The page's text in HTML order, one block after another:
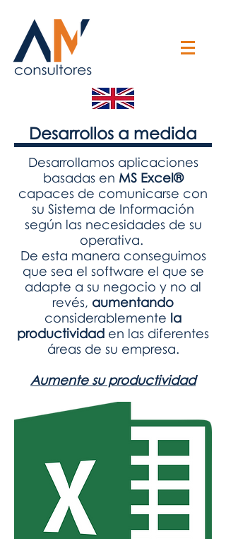
Desarrollos a medida
Desarrollamos aplicaciones
basadas en MS Excel®
capaces de comunicarse con
su Sistema de Información
según las necesidades de su
operativa.
De esta manera conseguimos
que sea el software el que se
adapte a su negocio y no al
revés, aumentando
considerablemente la
productividad en las diferentes
áreas de su empresa.
Aumente su productividad